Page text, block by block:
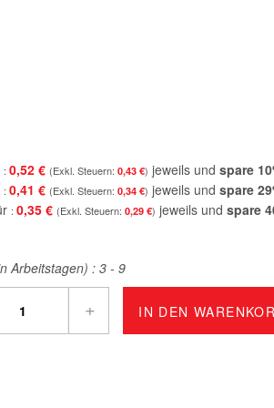
0,52 € 0,43 € jeweils und spare 10
0,41 € 0,34 € jeweils und spare 29
0,35 € 0,29 € jeweils und spare
Arbeitstagen) : 3 - 9
+ IN DEN